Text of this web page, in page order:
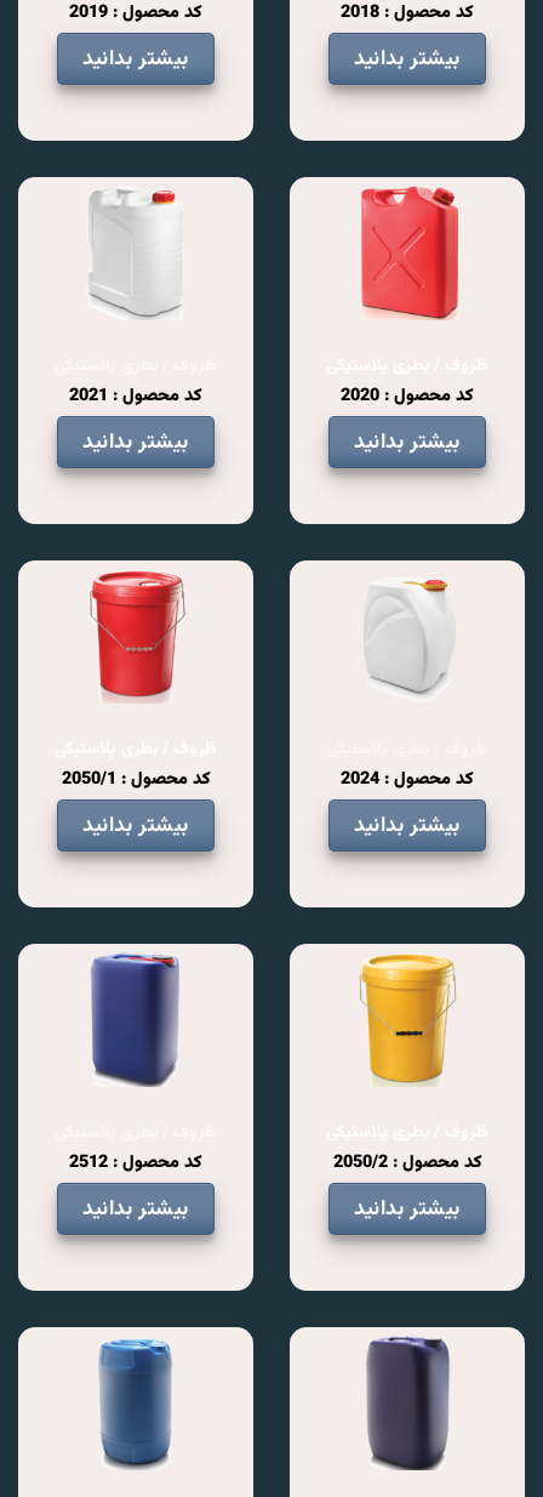
کد محصول : 2018
بیشتر بدانید
کد محصول : 2019
بیشتر بدانید
کد محصول : 2020
بیشتر بدانید
کد محصول : 2021
بیشتر بدانید
کد محصول : 2024
بیشتر بدانید
کد محصول : 2050/1
بیشتر بدانید
کد محصول : 2050/2
بیشتر بدانید
کد محصول : 2512
بیشتر بدانید